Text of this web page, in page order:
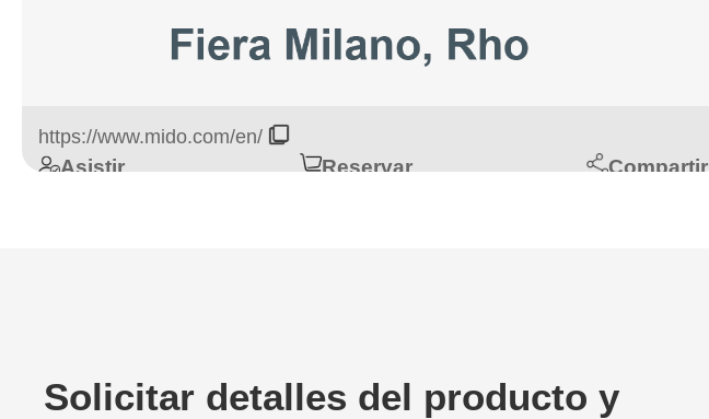
https://www.mido.com/en/
Asistir Reservar Compartir
Solicitar detalles del producto y